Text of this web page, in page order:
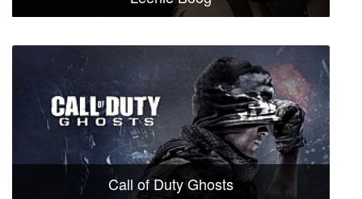
Call of Duty Ghosts